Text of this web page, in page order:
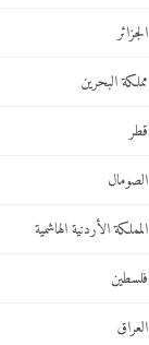
الجزائر
مملكة البحرين
قطر
الصومال
المملكة الأردنية الهاشمية
فلسطين
العراق